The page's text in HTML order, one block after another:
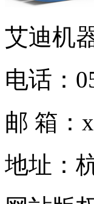
艾迪机
电话：
邮 箱：
地址：